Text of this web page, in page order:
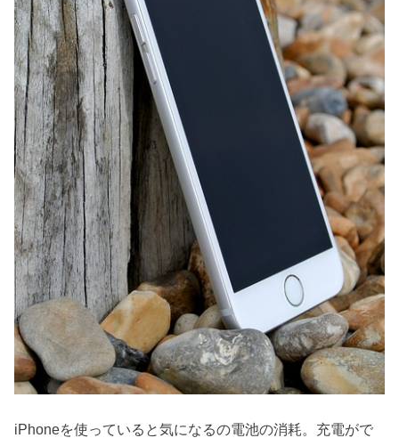
iPhoneを使っていると気になるの電池の消耗。充電がで